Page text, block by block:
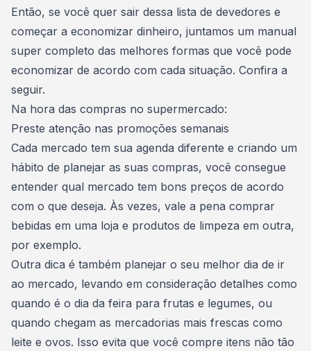
Então, se você quer sair dessa lista de devedores e
começar a economizar dinheiro, juntamos um manual
super completo das melhores formas que você pode
economizar de acordo com cada situação. Confira a
seguir.
Na hora das compras no supermercado:
Preste atenção nas promoções semanais
Cada mercado tem sua agenda diferente e criando um
hábito de planejar as suas compras, você consegue
entender qual mercado tem bons preços de acordo
com o que deseja. Às vezes, vale a pena comprar
bebidas em uma loja e produtos de limpeza em outra,
por exemplo.
Outra dica é também planejar o seu melhor dia de ir
ao mercado, levando em consideração detalhes como
quando é o dia da feira para frutas e legumes, ou
quando chegam as mercadorias mais frescas como
leite e ovos. Isso evita que você compre itens não tão